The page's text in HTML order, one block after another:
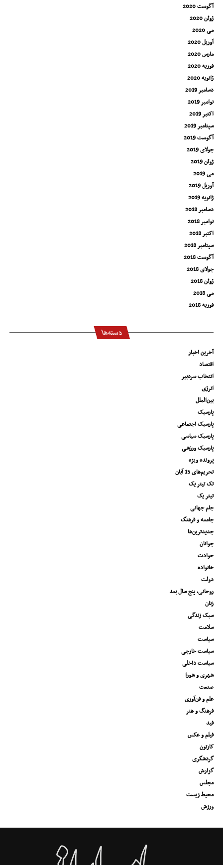
آگوست 2020
ژوئن 2020
می 2020
آوریل 2020
مارس 2020
فوریه 2020
ژانویه 2020
دسامبر 2019
نوامبر 2019
اکتبر 2019
سپتامبر 2019
آگوست 2019
جولای 2019
ژوئن 2019
می 2019
آوریل 2019
ژانویه 2019
دسامبر 2018
نوامبر 2018
اکتبر 2018
سپتامبر 2018
آگوست 2018
جولای 2018
ژوئن 2018
می 2018
فوریه 2018
دسته‌ها
آخرین اخبار
اقتصاد
انتخاب سردبیر
انرژی
بین‌الملل
پارسیک
پارسیک اجتماعی
پارسیک سیاسی
پارسیک ورزشی
پرونده ویژه
تحریم‌های 13 آبان
تک تیتر یک
تیتر یک
جام جهانی
جامعه و فرهنگ
جدیدترین‌ها
جوانان
حوادث
خانواده
دولت
روحانی، پنج سال بعد
زنان
سبک زندگی
سلامت
سیاست
سیاست خارجی
سیاست داخلی
شهری و شورا
صنعت
علم و فن‌آوری
فرهنگ و هنر
فید
فیلم و عکس
کارتون
گردشگری
گزارش
مجلس
محیط زیست
ورزش